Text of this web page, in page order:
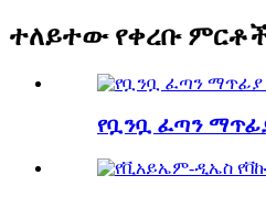
ተለይተው የቀረቡ
የቧንቧ ፈጣን